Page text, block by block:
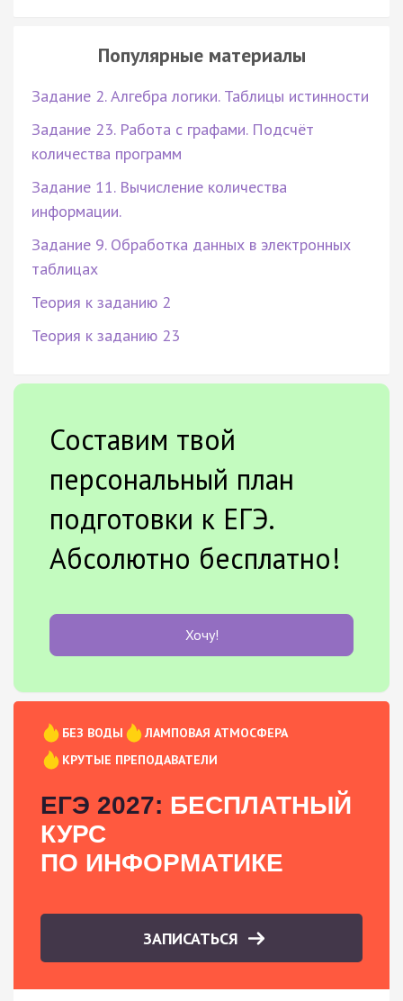
Популярные материалы
Задание 2. Алгебра логики. Таблицы истинности
Задание 23. Работа с графами. Подсчёт
количества программ
Задание 11. Вычисление количества
информации.
Задание 9. Обработка данных в электронных
таблицах
Теория к заданию 2
Теория к заданию 23
Составим твой
персональный план
подготовки к ЕГЭ.
Абсолютно бесплатно!
Хочу!
БЕЗ ВОДЫ
ЛАМПОВАЯ АТМОСФЕРА
КРУТЫЕ ПРЕПОДАВАТЕЛИ
ЕГЭ 2027: БЕСПЛАТНЫЙ
КУРС
ПО ИНФОРМАТИКЕ
ЗАПИСАТЬСЯ